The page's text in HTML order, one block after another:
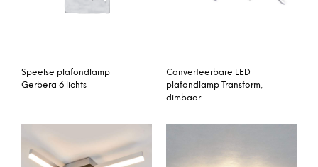
Speelse plafondlamp
Gerbera 6 lichts
Converteerbare LED
plafondlamp Transform,
dimbaar